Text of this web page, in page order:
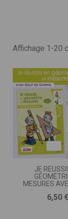
Affichage 1-20
JE
MESURES
Prix
6,50 €